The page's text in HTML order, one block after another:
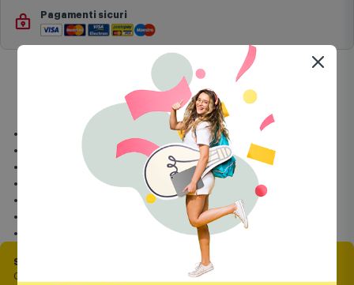
Pagamenti sicuri
Informazioni sulla sicurezza
Incasso Built-In (BI)
Numero zone cottura:4
Materiale del piano: Piano in inox
Posizionamento comandi: Frontali
Alimentazione piano: gas
A x L x P incasso: 5,1 cm x 58,2 cm x 52 cm
SOLO ONLINE | Fino al 13 agosto
Ottieni -20% di sconto direttamente a carrello, solo con Comet Mia.